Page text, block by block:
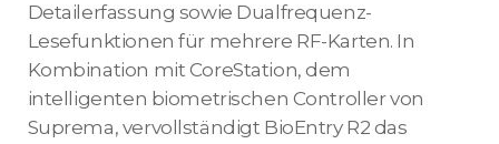
Detailerfassung sowie Dualfrequenz-
Lesefunktionen für mehrere RF-Karten. In
Kombination mit CoreStation, dem
intelligenten biometrischen Controller von
Suprema, vervollständigt BioEntry R2 das